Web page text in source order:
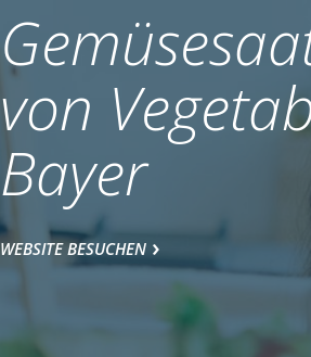
von
Bayer
WEBSITE BESUCHEN